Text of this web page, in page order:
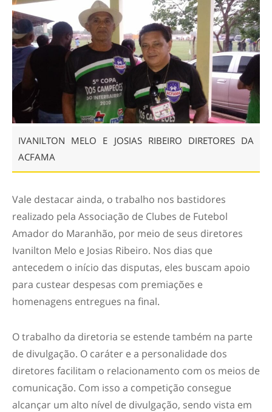
IVANILTON MELO E JOSIAS RIBEIRO DIRETORES DA
ACFAMA
Vale destacar ainda, o trabalho nos bastidores
realizado pela Associação de Clubes de Futebol
Amador do Maranhão, por meio de seus diretores
Ivanilton Melo e Josias Ribeiro. Nos dias que
antecedem o início das disputas, eles buscam apoio
para custear despesas com premiações e
homenagens entregues na final.
O trabalho da diretoria se estende também na parte
de divulgação. O caráter e a personalidade dos
diretores facilitam o relacionamento com os meios de
comunicação. Com isso a competição consegue
alcançar um alto nível de divulgação, sendo vista em